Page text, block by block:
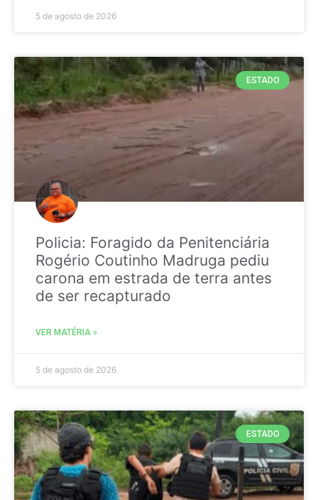
5 de agosto de 2026
ESTADO
Policia: Foragido da Penitenciária
Rogério Coutinho Madruga pediu
carona em estrada de terra antes
de ser recapturado
VER MATÉRIA »
5 de agosto de 2026
ESTADO